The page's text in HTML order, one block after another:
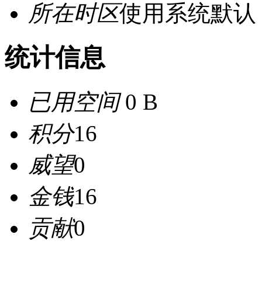
所在时区使用系统默认
统计信息
已用空间0 B
积分16
威望0
金钱16
贡献0